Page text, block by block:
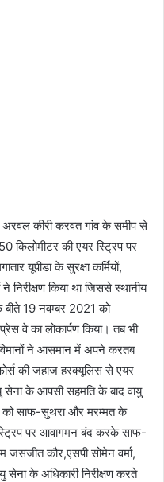
अरवल कीरी करवत गांव के समीप से
किलोमीटर की एयर स्ट्रिप पर
यूपीडा के सुरक्षा कर्मियों,
निरीक्षण किया था जिससे स्थानीय
बीते 19 नवम्बर 2021 को
वे का लोकार्पण किया। तब भी
ने आसमान में अपने करतब
की जहाज हरक्यूलिस से एयर
के आपसी सहमति के बाद वायु
को साफ-सुथरा और मरम्मत के
स्ट्रिप पर आवागमन बंद करके साफ-
जसजीत कौर,एसपी सोमेन वर्मा,
सेना के अधिकारी निरीक्षण करते